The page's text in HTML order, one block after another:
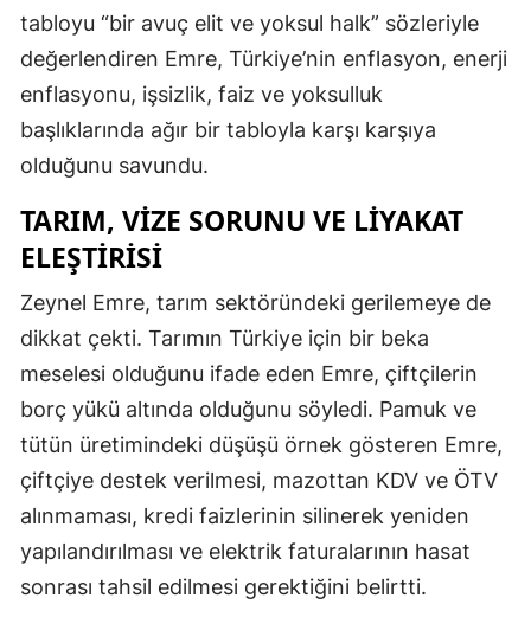
tabloyu “bir avuç elit ve yoksul halk” sözleriyle
değerlendiren Emre, Türkiye’nin enflasyon, enerji
enflasyonu, işsizlik, faiz ve yoksulluk
başlıklarında ağır bir tabloyla karşı karşıya
olduğunu savundu.
TARIM, VIZE SORUNU VE LIYAKAT
ELEŞTIRISI
Zeynel Emre, tarım sektöründeki gerilemeye de
dikkat çekti. Tarımın Türkiye için bir beka
meselesi olduğunu ifade eden Emre, çiftçilerin
borç yükü altında olduğunu söyledi. Pamuk ve
tütün üretimindeki düşüşü örnek gösteren Emre,
çiftçiye destek verilmesi, mazottan KDV ve ÖTV
alınmaması, kredi faizlerinin silinerek yeniden
yapılandırılması ve elektrik faturalarının hasat
sonrası tahsil edilmesi gerektiğini belirtti.